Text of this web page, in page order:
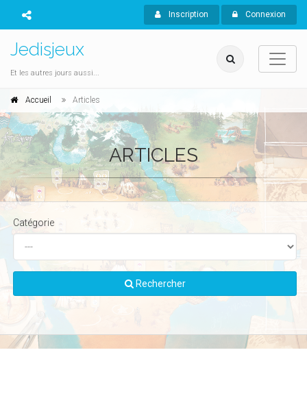
Inscription Connexion
Jedisjeux
Et les autres jours aussi...
Accueil Articles
ARTICLES
Catégorie
Rechercher